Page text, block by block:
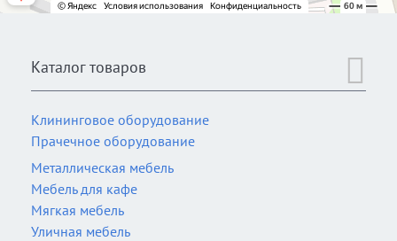
Каталог товаров
Клининговое оборудование
Прачечное оборудование
Металлическая мебель
Мебель для кафе
Мягкая мебель
Уличная мебель